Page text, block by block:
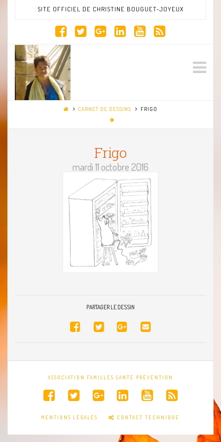
SITE OFFICIEL DE CHRISTINE BOUGUET-JOYEUX
Site
Officiel
Christine
Bouguet
Joyeux
CARNET DE DESSINS FRIGO
Frigo
mardi 11 octobre 2016
PARTAGER LE DESSIN
ASSOCIATION FAMILLES SANTÉ PRÉVENTION
MENTIONS LÉGALES CONTACT TECHNIQUE